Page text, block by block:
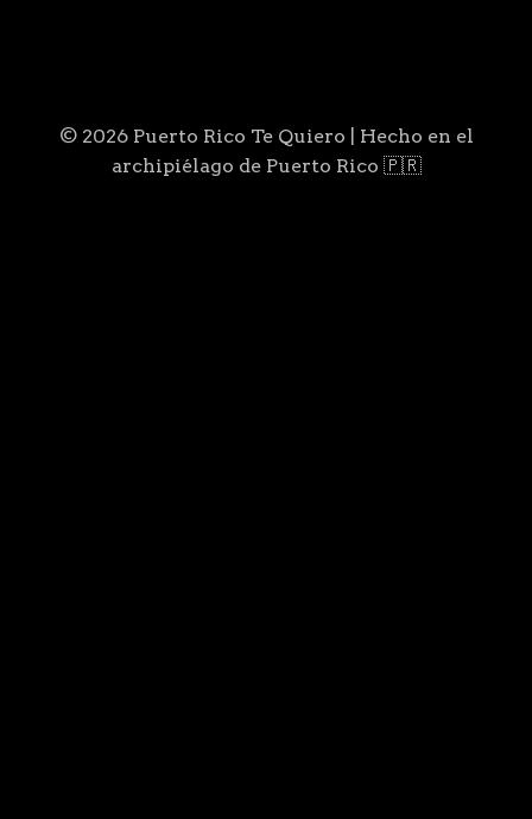
© 2026 Puerto Rico Te Quiero | Hecho en el
archipiélago de Puerto Rico 🇵🇷